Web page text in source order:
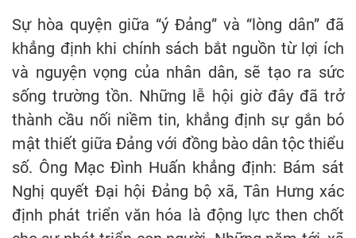
Sự hòa quyện giữa “ý Đảng” và “lòng dân” đã
khẳng định khi chính sách bắt nguồn từ lợi ích
và nguyện vọng của nhân dân, sẽ tạo ra sức
sống trường tồn. Những lễ hội giờ đây đã trở
thành cầu nối niềm tin, khẳng định sự gắn bó
mật thiết giữa Đảng với đồng bào dân tộc thiểu
số. Ông Mạc Đình Huấn khẳng định: Bám sát
Nghị quyết Đại hội Đảng bộ xã, Tân Hưng xác
định phát triển văn hóa là động lực then chốt